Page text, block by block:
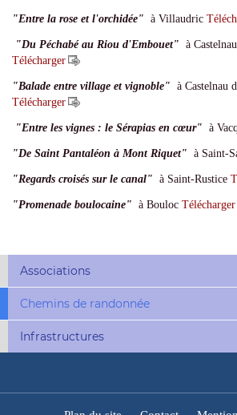
"Entre la rose et l'orchidée" à Villaudric
"Du Péchabé au Riou d'Embouet" à
Télécharger
"Balade entre village et vignoble" à Castelnau
Télécharger
"Entre les vignes : le Sérapias en cœur" à
"De Saint Pantaléon à Mont Riquet" à Saint-
"Regards croisés sur le canal" à Saint-Rustice
"Promenade boulocaine" à Bouloc Télécharger
Associations
Chemins de randonnée
Infrastructures